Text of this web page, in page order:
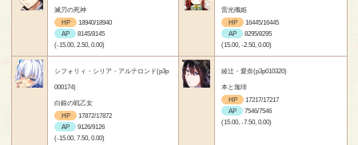
滅刃の死神
HP
18940/18940
AP
8145/8145
(-15.00, 2.50, 0.00)
雷光殲姫
HP
16445/16445
AP
8295/8295
(15.00, -2.50, 0.00)
シフォリィ・シリア・アルテロンド(p3p
000174)
白銀の戦乙女
HP
17872/17872
AP
9126/9126
(-15.00, 7.50, 0.00)
綾辻・愛奈(p3p010320)
本と珈琲
HP
17217/17217
AP
7546/7546
(15.00, -7.50, 0.00)